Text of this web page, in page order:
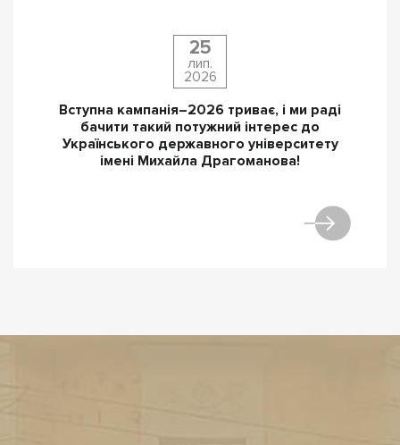
25
лип.
2026
Вступна кампанія–2026 триває, і ми раді
бачити такий потужний інтерес до
Українського державного університету
імені Михайла Драгоманова!